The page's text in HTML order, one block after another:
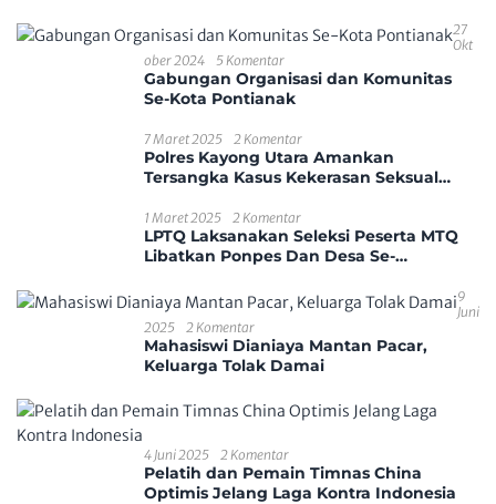
27
Okt
Ober 2024
5 Komentar
Gabungan Organisasi dan Komunitas
Se-Kota Pontianak
7 Maret 2025 2 Komentar
Polres Kayong Utara Amankan
Tersangka Kasus Kekerasan Seksual
1 Maret 2025 2 Komentar
LPTQ Laksanakan Seleksi Peserta MTQ
Libatkan Ponpes Dan Desa Se-
9
Juni
2025
2 Komentar
Mahasiswi Dianiaya Mantan Pacar,
Keluarga Tolak Damai
4 Juni 2025 2 Komentar
Pelatih dan Pemain Timnas China
Optimis Jelang Laga Kontra Indonesia